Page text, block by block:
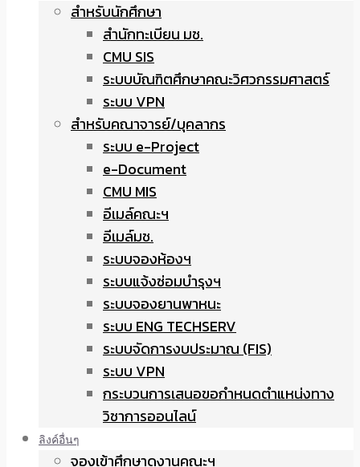
สำหรับนักศึกษา
สำนักทะเบียน มช.
CMU SIS
ระบบบัณฑิตศึกษาคณะวิศวกรรมศาสตร์
ระบบ VPN
สำหรับคณาจารย์/บุคลากร
ระบบ e-Project
e-Document
CMU MIS
อีเมล์คณะฯ
อีเมล์มช.
ระบบจองห้องฯ
ระบบแจ้งซ่อมบำรุงฯ
ระบบจองยานพาหนะ
ระบบ ENG TECHSERV
ระบบจัดการงบประมาณ (FIS)
ระบบ VPN
กระบวนการเสนอขอกำหนดตำแหน่งทาง
วิชาการออนไลน์
ลิงค์อื่นๆ
จองเข้าศึกษาดูงานคณะฯ